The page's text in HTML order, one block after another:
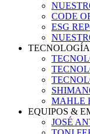
CODE
ESG
TECNOLOGÍA
MAHLE
EQUIPOS &
JOSÉ